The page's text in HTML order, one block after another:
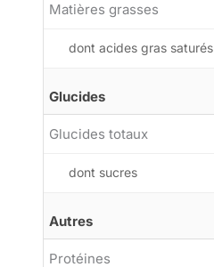
Matières grasses
dont acides gras saturés
Glucides
Glucides totaux
dont sucres
Autres
Protéines